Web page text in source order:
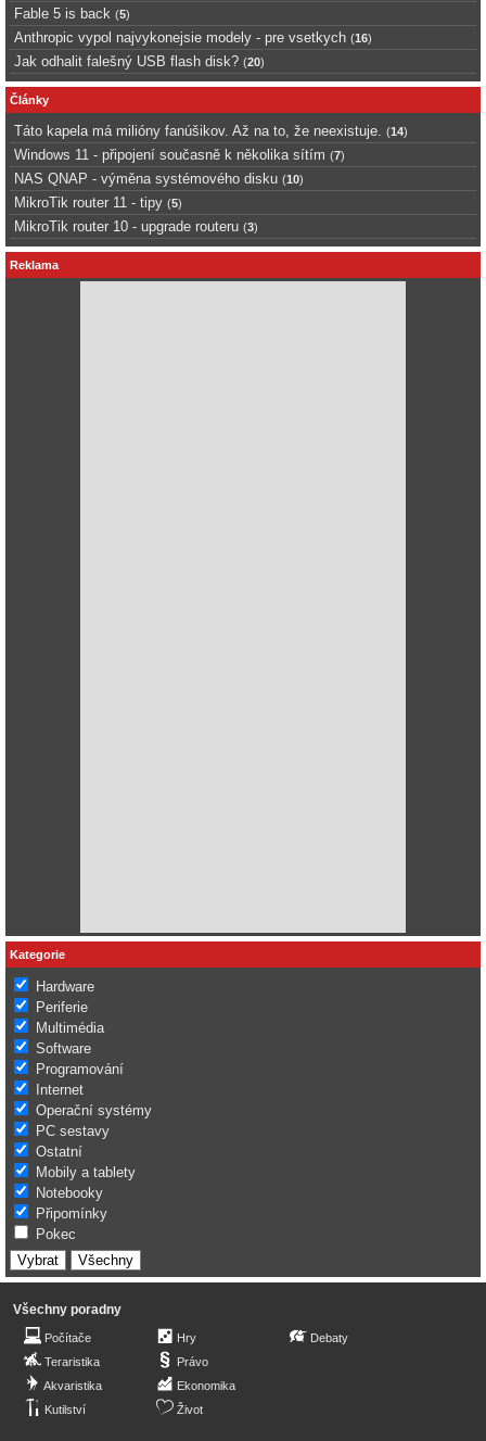
Fable 5 is back (5)
Anthropic vypol najvykonejsie modely - pre vsetkych (16)
Jak odhalit falešný USB flash disk? (20)
Články
Táto kapela má milióny fanúšikov. Až na to, že neexistuje. (14)
Windows 11 - připojení současně k několika sítím (7)
NAS QNAP - výměna systémového disku (10)
MikroTik router 11 - tipy (5)
MikroTik router 10 - upgrade routeru (3)
Reklama
Kategorie
Hardware
Periferie
Multimédia
Software
Programování
Internet
Operační systémy
PC sestavy
Ostatní
Mobily a tablety
Notebooky
Připomínky
Pokec
Všechny poradny
Počítače
Teraristika
Akvaristika
Kutilství
Hry
Právo
Ekonomika
Život
Debaty